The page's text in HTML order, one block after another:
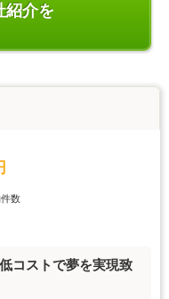
紹介を
数
コストで夢を実現致